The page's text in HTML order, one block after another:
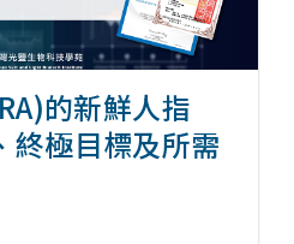
的新鮮人指
終極目標及所需